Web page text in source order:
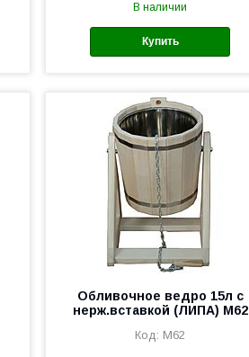
В наличии
Купить
Обливочное ведро 15л с
нерж.вставкой (ЛИПА) М62
М62